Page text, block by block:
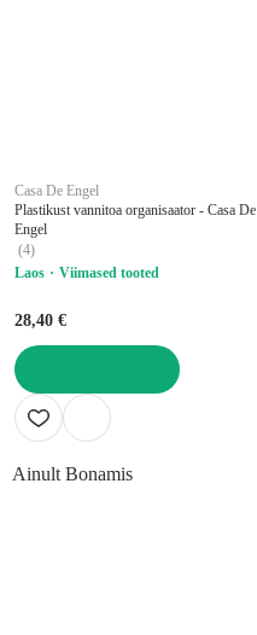
Casa De Engel
Plastikust vannitoa organisaator - Casa De
Engel
(4)
Laos
Viimased tooted
28,40 €
LISA OSTUKORVI
Ainult Bonamis